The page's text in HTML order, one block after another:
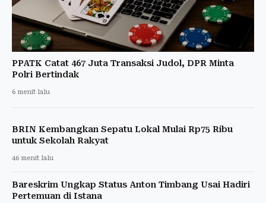
PPATK Catat 467 Juta Transaksi Judol, DPR Minta
Polri Bertindak
6 menit lalu
BRIN Kembangkan Sepatu Lokal Mulai Rp75 Ribu
untuk Sekolah Rakyat
46 menit lalu
Bareskrim Ungkap Status Anton Timbang Usai Hadiri
Pertemuan di Istana